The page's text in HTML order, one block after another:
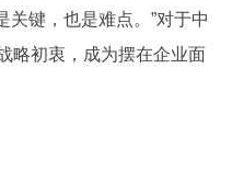
关键，也是难点。”对于中
略初衷，成为摆在企业面